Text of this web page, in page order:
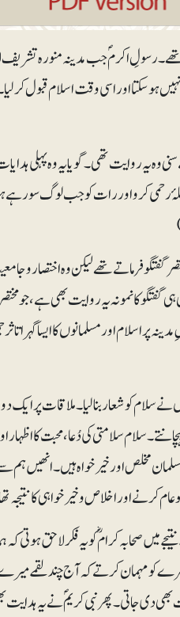
رسولِ اکرمؐ جب مدینہ منورہ
ہوسکتا اور اسی وقت اسلام قبول
یہ روایت تھی۔ گویا یہ وہ پہلی
صلۂ رحمی کرو اور رات کو جب لوگ سو رہے
گفتگو فرماتے تھے لیکن وہ اختصار و
گفتگو کا نمونہ یہ روایت بھی ہے، جو
پر اسلام اور مسلمانوں کا ایسا گہرا
نے سلام کو شعار بنالیا۔ ملاقات پر
سلام سلامتی کی دُعا، محبت کا
مخلص اور خیرخواہ ہیں۔ انھیں ہم سے
کرنے اور اخلاص و خیرخواہی کا نتیجہ
میں صحابہ کرامؓ کو یہ فکر لاحق ہوتی
کو مہمان کرتے کہ آج چند لقمے
دی جاتی۔ پھر نبی کریمؐ نے یہ